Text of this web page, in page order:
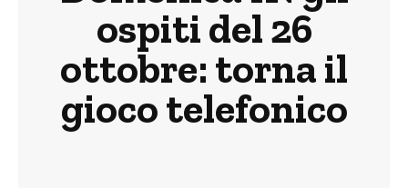
ospiti del 26
ottobre: torna il
gioco telefonico